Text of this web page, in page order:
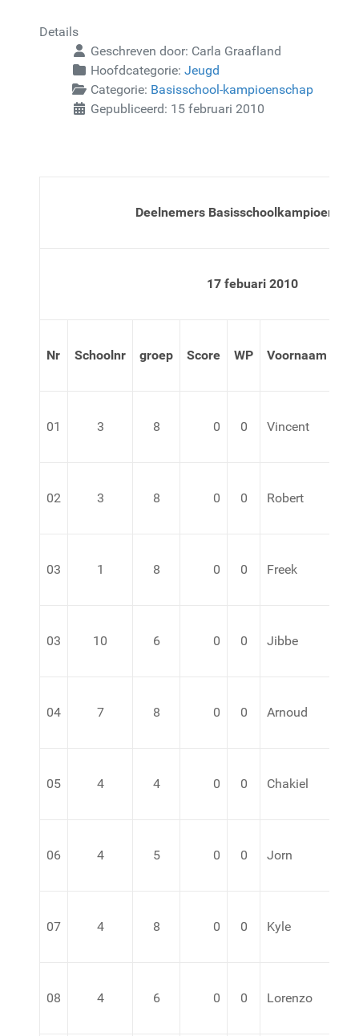
Details
Geschreven door: Carla Graafland
Hoofdcategorie: Jeugd
Categorie: Basisschool-kampioenschap
Gepubliceerd: 15 februari 2010
Deelnemers
17 febuari 2010
Nr Schoolnr groep Score WP Voornaam
01 3 8 0 0 Vincent
02 3 8 0 0 Robert
03 1 8 0 0 Freek
03 10 6 0 0 Jibbe
04 7 8 0 0 Arnoud
05 4 4 0 0 Chakiel
06 4 5 0 0 Jorn
07 4 8 0 0 Kyle
08 4 6 0 0 Lorenzo